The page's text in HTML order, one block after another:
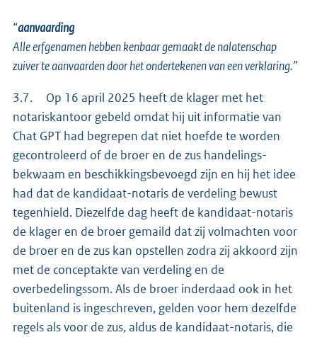
“aanvaarding
Alle erfgenamen hebben kenbaar gemaakt de nalatenschap
zuiver te aanvaarden door het ondertekenen van een verklaring.”
3.7. Op 16 april 2025 heeft de klager met het
notariskantoor gebeld omdat hij uit informatie van
Chat GPT had begrepen dat niet hoefde te worden
gecontroleerd of de broer en de zus handelings-
bekwaam en beschikkingsbevoegd zijn en hij het idee
had dat de kandidaat-notaris de verdeling bewust
tegenhield. Diezelfde dag heeft de kandidaat-notaris
de klager en de broer gemaild dat zij volmachten voor
de broer en de zus kan opstellen zodra zij akkoord zijn
met de conceptakte van verdeling en de
overbedelingssom. Als de broer inderdaad ook in het
buitenland is ingeschreven, gelden voor hem dezelfde
regels als voor de zus, aldus de kandidaat-notaris, die